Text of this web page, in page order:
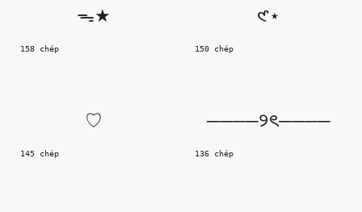
158 chép
ᯓ★
150 chép
𑣲⋆
145 chép
ㅤ♡
136 chép
────୨ৎ────